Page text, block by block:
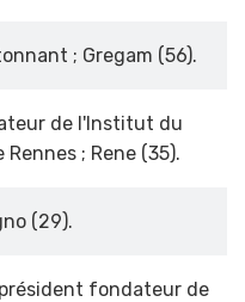
; Gregam (56).
de l'Institut du
; Rene (35).
(29).
fondateur de